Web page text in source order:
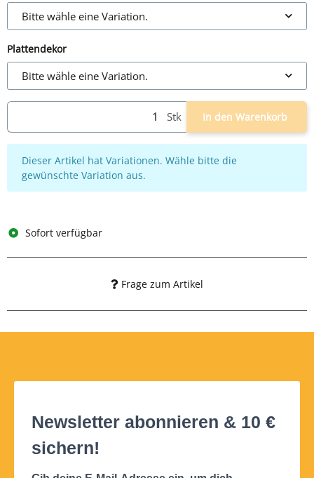
Bitte wähle eine Variation.
Plattendekor
Bitte wähle eine Variation.
Stk In den Warenkorb
x
Dieser Artikel hat Variationen. Wähle bitte die
gewünschte Variation aus.
Sofort verfügbar
Frage zum Artikel